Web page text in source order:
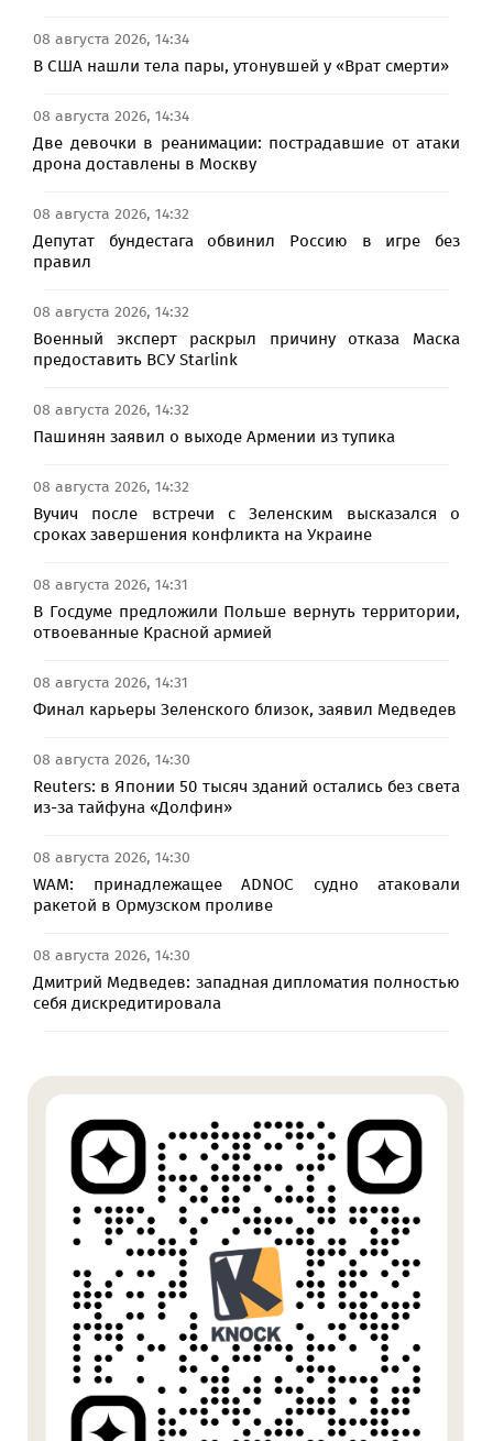
08 августа 2026, 14:34
В США нашли тела пары, утонувшей у «Врат смерти»
08 августа 2026, 14:34
Две девочки в реанимации: пострадавшие от атаки
дрона доставлены в Москву
08 августа 2026, 14:32
Депутат бундестага обвинил Россию в игре без
правил
08 августа 2026, 14:32
Военный эксперт раскрыл причину отказа Маска
предоставить ВСУ Starlink
08 августа 2026, 14:32
Пашинян заявил о выходе Армении из тупика
08 августа 2026, 14:32
Вучич после встречи с Зеленским высказался о
сроках завершения конфликта на Украине
08 августа 2026, 14:31
В Госдуме предложили Польше вернуть территории,
отвоеванные Красной армией
08 августа 2026, 14:31
Финал карьеры Зеленского близок, заявил Медведев
08 августа 2026, 14:30
Reuters: в Японии 50 тысяч зданий остались без света
из-за тайфуна «Долфин»
08 августа 2026, 14:30
WAM: принадлежащее ADNOC судно атаковали
ракетой в Ормузском проливе
08 августа 2026, 14:30
Дмитрий Медведев: западная дипломатия полностью
себя дискредитировала